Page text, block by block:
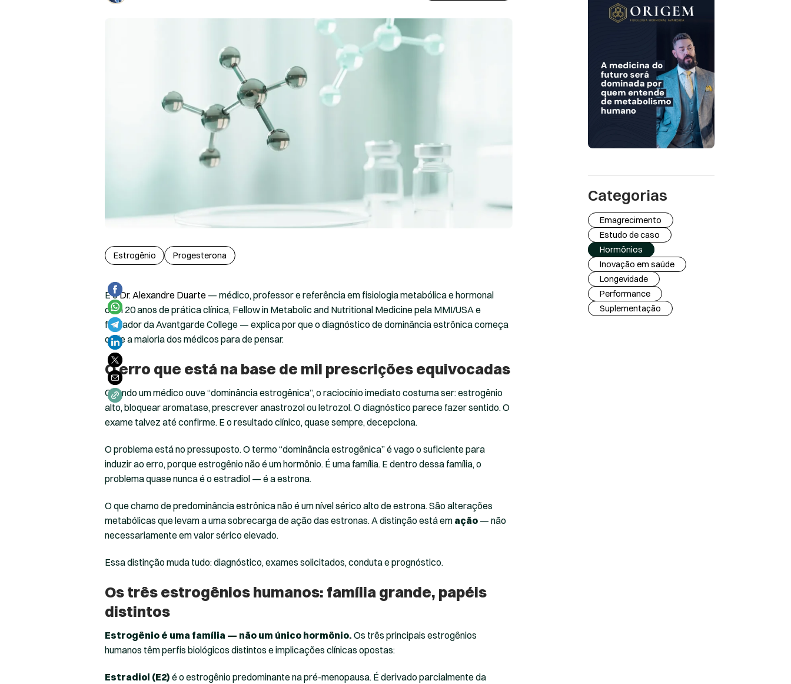
Estrogênio Progesterona
E oDr. Alexandre Duarte— médico, professor e referência em fisiologia metabólica e hormonal
com 20 anos de prática clínica, Fellow in Metabolic and Nutritional Medicine pela MMI/USA e
fundador da Avantgarde College — explica por que o diagnóstico de dominância estrônica começa
onde a maioria dos médicos para de pensar.
O erro que está na base de mil prescrições equivocadas
Quando um médico ouve “dominância estrogênica”, o raciocínio imediato costuma ser: estrogênio
alto, bloquear aromatase, prescrever anastrozol ou letrozol. O diagnóstico parece fazer sentido. O
exame talvez até confirme. E o resultado clínico, quase sempre, decepciona.
O problema está no pressuposto. O termo “dominância estrogênica” é vago o suficiente para
induzir ao erro, porque estrogênio não é um hormônio. É uma família. E dentro dessa família, o
problema quase nunca é o estradiol — é a estrona.
O que chamo de predominância estrônica não é um nível sérico alto de estrona. São alterações
metabólicas que levam a uma sobrecarga de ação das estronas. A distinção está em ação— não
necessariamente em valor sérico elevado.
Essa distinção muda tudo: diagnóstico, exames solicitados, conduta e prognóstico.
Os três estrogênios humanos: família grande, papéis
distintos
Estrogênio é uma família — não um único hormônio. Os três principais estrogênios
humanos têm perfis biológicos distintos e implicações clínicas opostas:
Estradiol (E2) é o estrogênio predominante na pré-menopausa. É derivado parcialmente da
Categorias
Emagrecimento
Estudo de caso
Hormônios
Inovação em saúde
Longevidade
Performance
Suplementação